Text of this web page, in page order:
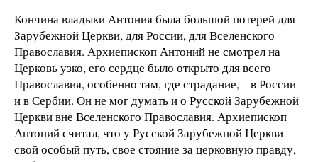
Кончина владыки Антония была большой потерей для
Зарубежной Церкви, для России, для Вселенского
Православия. Архиепископ Антоний не смотрел на
Церковь узко, его сердце было открыто для всего
Православия, особенно там, где страдание, – в России
и в Сербии. Он не мог думать и о Русской Зарубежной
Церкви вне Вселенского Православия. Архиепископ
Антоний считал, что у Русской Зарубежной Церкви
свой особый путь, свое стояние за церковную правду,